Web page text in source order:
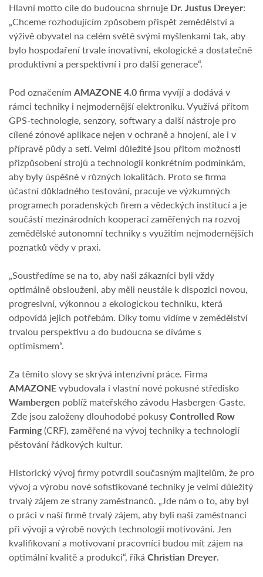
Hlavní motto cíle do budoucna shrnuje Dr. Justus Dreyer:
„Chceme rozhodujícím způsobem přispět zemědělství a
výživě obyvatel na celém světě svými myšlenkami tak, aby
bylo hospodaření trvale inovativní, ekologické a dostatečně
produktivní a perspektivní i pro další generace“.
Pod označením AMAZONE 4.0firma vyvíjí a dodává v
rámci techniky i nejmodernější elektroniku. Využívá přitom
GPS-technologie, senzory, softwary a další nástroje pro
cílené zónové aplikace nejen v ochraně a hnojení, ale i v
přípravě půdy a setí. Velmi důležité jsou přitom možnosti
přizpůsobení strojů a technologií konkrétním podmínkám,
aby byly úspěšné v různých lokalitách. Proto se firma
účastní důkladného testování, pracuje ve výzkumných
programech poradenských firem a vědeckých institucí a je
součástí mezinárodních kooperací zaměřených na rozvoj
zemědělské autonomní techniky s využitím nejmodernějších
poznatků vědy v praxi.
„Soustředíme se na to, aby naši zákazníci byli vždy
optimálně obslouženi, aby měli neustále k dispozici novou,
progresivní, výkonnou a ekologickou techniku, která
odpovídá jejich potřebám. Díky tomu vidíme v zemědělství
trvalou perspektivu a do budoucna se díváme s
optimismem“.
Za těmito slovy se skrývá intenzivní práce. Firma
AMAZONEvybudovala i vlastní nové pokusné středisko
Wambergen poblíž mateřského závodu Hasbergen-Gaste.
Zde jsou založeny dlouhodobé pokusyControlled Row
Farming(CRF), zaměřené na vývoj techniky a technologií
pěstování řádkových kultur.
Historický vývoj firmy potvrdil současným majitelům, že pro
vývoj a výrobu nové sofistikované techniky je velmi důležitý
trvalý zájem ze strany zaměstnanců. „Jde nám o to, aby byl
o práci v naší firmě trvalý zájem, aby byli naši zaměstnanci
při vývoji a výrobě nových technologií motivováni. Jen
kvalifikovaní a motivovaní pracovníci budou mít zájem na
optimální kvalitě a produkci“, říká Christian Dreyer.